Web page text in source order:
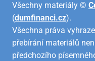
Všechny materiály ©
(dumfinanci.cz).
Všechna práva
přebírání materiálů
předchozího